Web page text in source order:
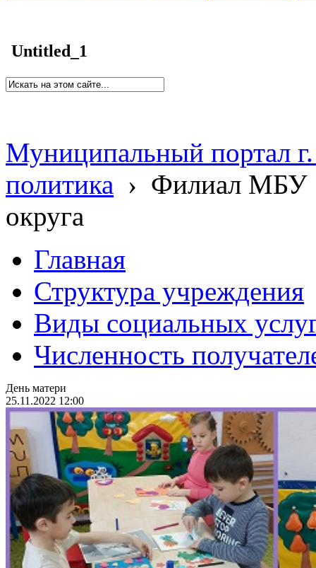
Untitled_1
Муниципальный портал
политика › Филиал МБУ
округа
Главная
Структура учреждения
Виды социальных
Численность
День матери
25.11.2022 12:00